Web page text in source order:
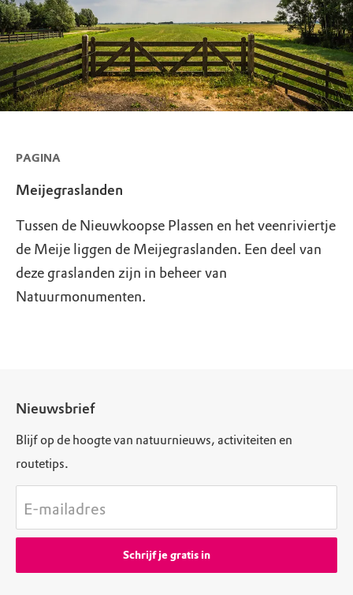
PAGINA
Meijegraslanden
Tussen de Nieuwkoopse Plassen en het veenriviertje
de Meije liggen de Meijegraslanden. Een deel van
deze graslanden zijn in beheer van
Natuurmonumenten.
Nieuwsbrief
Blijf op de hoogte van natuurnieuws, activiteiten en
routetips.
E-mailadres
Schrijf je gratis in